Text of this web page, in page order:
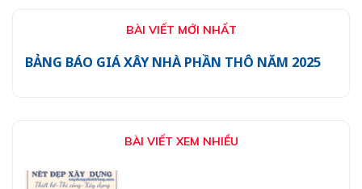
BÀI VIẾT MỚI NHẤT
BẢNG BÁO GIÁ XÂY NHÀ PHẦN THÔ NĂM 2025
BÀI VIẾT XEM NHIỀU